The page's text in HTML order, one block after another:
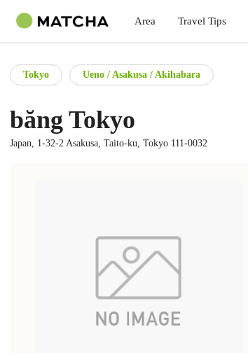
Area Travel Tips
Tokyo Ueno / Asakusa / Akihabara
băng Tokyo
Japan, 1-32-2 Asakusa, Taito-ku, Tokyo 111-0032